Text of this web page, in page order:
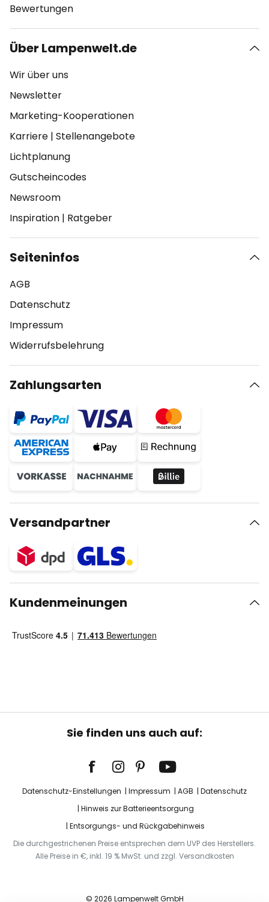
Bewertungen
Über Lampenwelt.de
Wir über uns
Newsletter
Marketing-Kooperationen
Karriere | Stellenangebote
Lichtplanung
Gutscheincodes
Newsroom
Inspiration | Ratgeber
Seiteninfos
AGB
Datenschutz
Impressum
Widerrufsbelehrung
Zahlungsarten
Versandpartner
Kundenmeinungen
Sie finden uns auch auf:
Datenschutz-Einstellungen Impressum AGB
Datenschutz
Hinweis zur Batterieentsorgung
Entsorgungs- und Rückgabehinweis
Die durchgestrichenen Preise entsprechen dem UVP des Herstellers.
Alle Preise in €, inkl. 19 % MwSt. und zzgl. Versandkosten
© 2026 Lampenwelt GmbH